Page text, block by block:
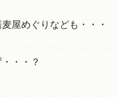
屋めぐりなども・・・
・・？